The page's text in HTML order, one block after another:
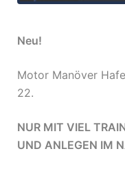
Neu!
Motor Manöver
22.
NUR MIT VIEL
UND ANLEGEN IM